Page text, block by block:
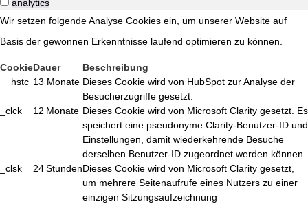
analytics
Wir setzen folgende Analyse Cookies ein, um unserer Website auf
Basis der gewonnen Erkenntnisse laufend optimieren zu können.
CookieDauer
Beschreibung
__hstc 13 Monate Dieses Cookie wird von HubSpot zur Analyse der
Besucherzugriffe gesetzt.
_clck
12 Monate Dieses Cookie wird von Microsoft Clarity gesetzt. Es
speichert eine pseudonyme Clarity-Benutzer-ID und
Einstellungen, damit wiederkehrende Besuche
derselben Benutzer-ID zugeordnet werden können.
_clsk
24 StundenDieses Cookie wird von Microsoft Clarity gesetzt,
um mehrere Seitenaufrufe eines Nutzers zu einer
einzigen Sitzungsaufzeichnung